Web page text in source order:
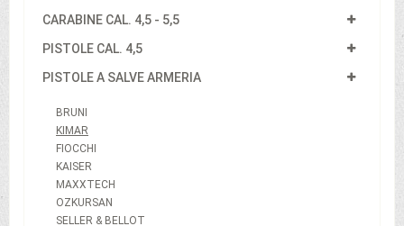
CARABINE CAL. 4,5 - 5,5
PISTOLE CAL. 4,5
PISTOLE A SALVE ARMERIA
BRUNI
KIMAR
FIOCCHI
KAISER
MAXXTECH
OZKURSAN
SELLER & BELLOT